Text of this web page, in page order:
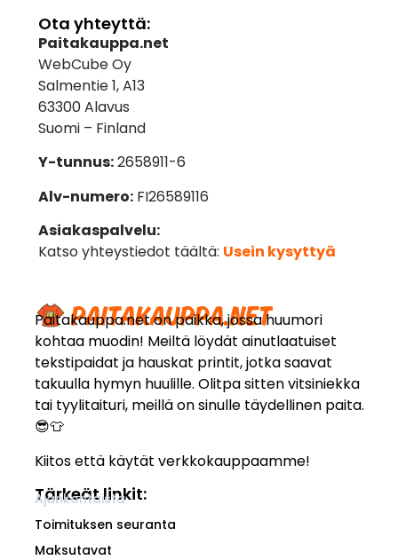
Paitakauppa.net on paikka, jossa huumori
kohtaa muodin! Meiltä löydät ainutlaatuiset
tekstipaidat ja hauskat printit, jotka saavat
takuulla hymyn huulille. Olitpa sitten vitsiniekka
tai tyylitaituri, meillä on sinulle täydellinen paita.
😎👕
Kiitos että käytät verkkokauppaamme!
Tärkeät linkit:
Ajankohtaista
Toimituksen seuranta
Maksutavat
Ota yhteyttä:
Paitakauppa.net
WebCube Oy
Salmentie 1, A13
63300 Alavus
Suomi – Finland
Y-tunnus:2658911-6
Alv-numero:FI26589116
Asiakaspalvelu:
Katso yhteystiedot täältä: Usein kysyttyä